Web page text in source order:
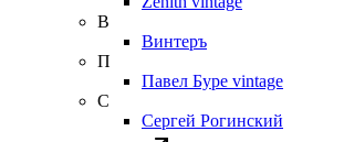
В
Винтеръ
П
Павел Буре vintage
С
Сергей Рогинский